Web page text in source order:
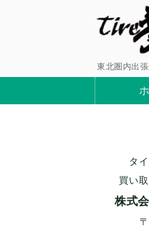
東北圏内出
タ
買い
株式